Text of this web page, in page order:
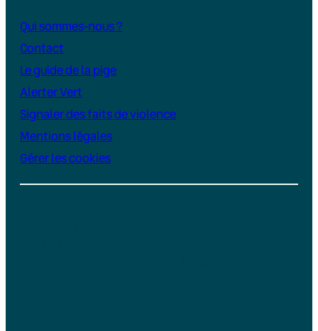
Qui sommes-nous ?
Contact
Le guide de la pige
Alerter Vert
Signaler des faits de violence
Mentions légales
Gérer les cookies